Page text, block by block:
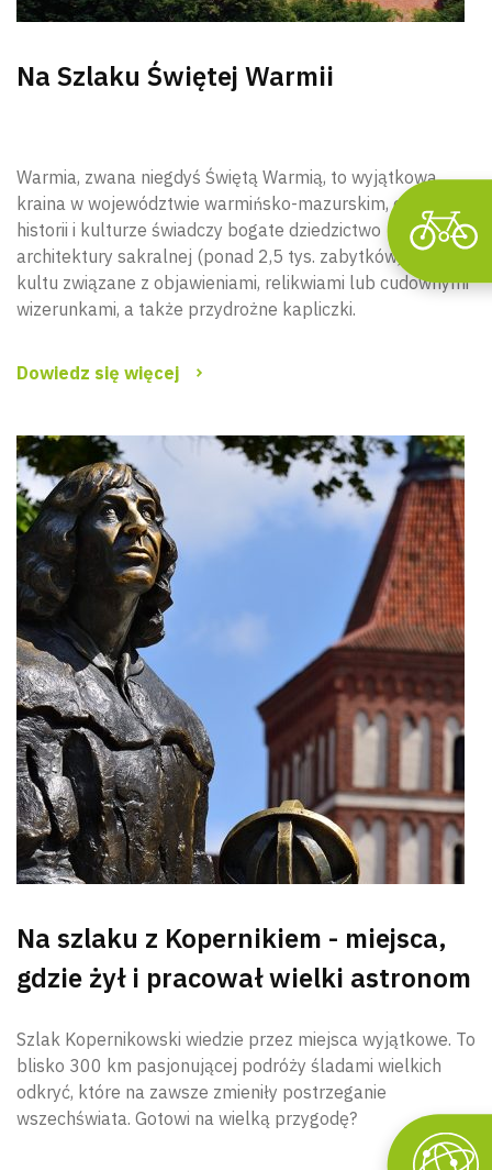
Na Szlaku Świętej Warmii
Warmia, zwana niegdyś Świętą Warmią, to wyjątkowa
kraina w województwie warmińsko-mazurskim, o której
historii i kulturze świadczy bogate dziedzictwo
architektury sakralnej (ponad 2,5 tys. zabytków), miejsca
kultu związane z objawieniami, relikwiami lub cudownymi
wizerunkami, a także przydrożne kapliczki.
Dowiedz się więcej
Na szlaku z Kopernikiem - miejsca,
gdzie żył i pracował wielki astronom
Szlak Kopernikowski wiedzie przez miejsca wyjątkowe. To
blisko 300 km pasjonującej podróży śladami wielkich
odkryć, które na zawsze zmieniły postrzeganie
wszechświata. Gotowi na wielką przygodę?